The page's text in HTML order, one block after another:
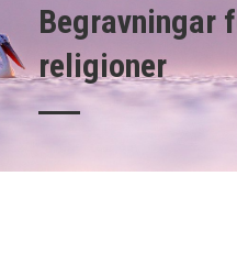
Begravningar
religioner